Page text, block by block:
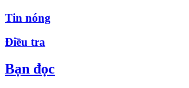
Tin nóng
Điều tra
Bạn đọc